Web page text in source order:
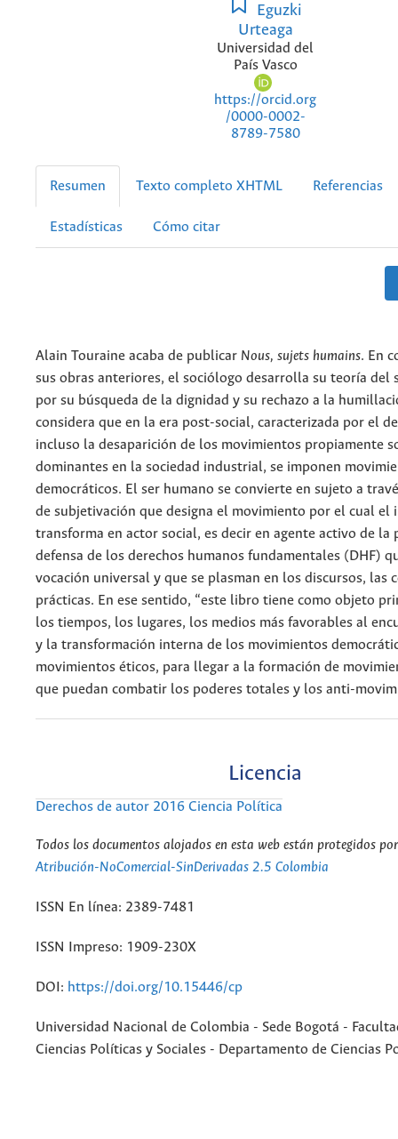
Eguzki
Urteaga
Universidad del
País Vasco
https://orcid.org
/0000-0002-
8789-7580
Resumen Texto completo XHTML Referencias
Estadísticas Cómo citar
Alain Touraine acaba de publicar Nous, sujets humains. En
sus obras anteriores, el sociólogo desarrolla su teoría del
por su búsqueda de la dignidad y su rechazo a la
considera que en la era post-social, caracterizada por el
incluso la desaparición de los movimientos propiamente
dominantes en la sociedad industrial, se imponen
democráticos. El ser humano se convierte en sujeto a
de subjetivación que designa el movimiento por el cual el
transforma en actor social, es decir en agente activo de la
defensa de los derechos humanos fundamentales (DHF)
vocación universal y que se plasman en los discursos, las
prácticas. En ese sentido, “este libro tiene como objeto
los tiempos, los lugares, los medios más favorables al
y la transformación interna de los movimientos
movimientos éticos, para llegar a la formación de
que puedan combatir los poderes totales y los anti-
Licencia
Derechos de autor 2016 Ciencia Política
Todos los documentos alojados en esta web están protegidos
Atribución-NoComercial-SinDerivadas 2.5 Colombia
ISSN En línea: 2389-7481
ISSN Impreso: 1909-230X
DOI: https://doi.org/10.15446/cp
Universidad Nacional de Colombia - Sede Bogotá -
Ciencias Políticas y Sociales - Departamento de Ciencias